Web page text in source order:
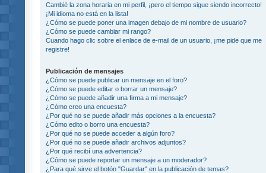
Cambié la zona horaria en mi perfil, ¡pero el tiempo sigue siendo incorrecto!
¡Mi idioma no está en la lista!
¿Cómo se puede poner una imagen debajo de mi nombre de usuario?
¿Cómo se puede cambiar mi rango?
Cuando hago clic sobre el enlace de e-mail de un usuario, ¡me pide que me
registre!
Publicación de mensajes
¿Cómo se puede publicar un mensaje en el foro?
¿Cómo se puede editar o borrar un mensaje?
¿Cómo se puede añadir una firma a mi mensaje?
¿Cómo creo una encuesta?
¿Por qué no se puede añadir más opciones a la encuesta?
¿Cómo edito o borro una encuesta?
¿Por qué no se puede acceder a algún foro?
¿Por qué no se puede añadir archivos adjuntos?
¿Por qué recibí una advertencia?
¿Cómo se puede reportar un mensaje a un moderador?
¿Para qué sirve el botón "Guardar" en la publicación de temas?